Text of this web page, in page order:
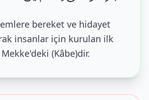
bereket ve hidayet
insanlar için kurulan ilk
(Kâbe)dir.